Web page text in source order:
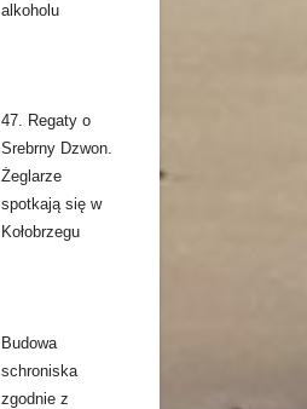
alkoholu
47. Regaty o
Srebrny Dzwon.
Żeglarze
spotkają się w
Kołobrzegu
Budowa
schroniska
zgodnie z